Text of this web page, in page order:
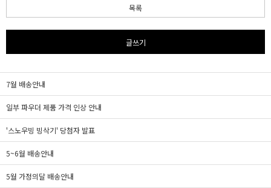
목록
글쓰기
7월 배송안내
일부 파우더 제품 가격 인상 안내
'스노우빙 빙삭기' 당첨자 발표
5~6월 배송안내
5월 가정의달 배송안내